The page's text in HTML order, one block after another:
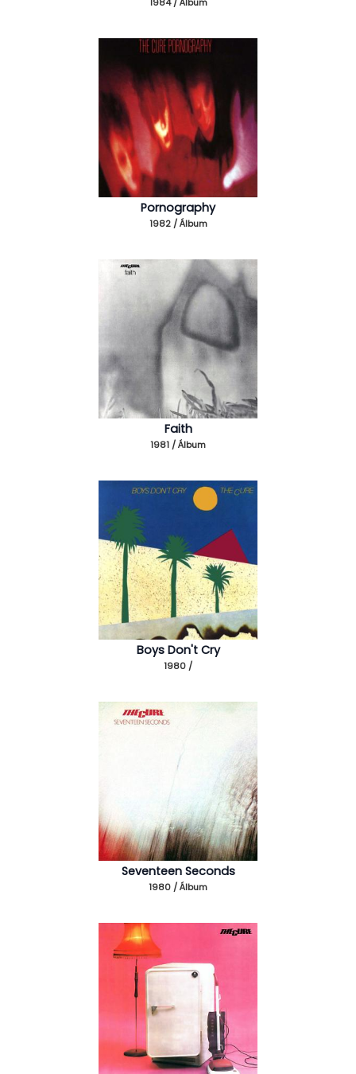
Pornography
1982 / Álbum
Faith
1981 / Álbum
Boys Don't Cry
1980 /
Seventeen Seconds
1980 / Álbum